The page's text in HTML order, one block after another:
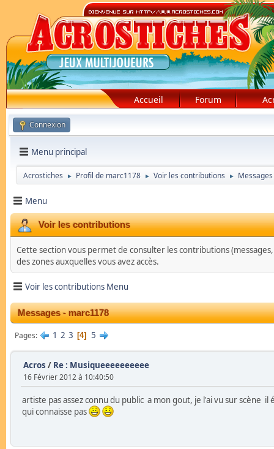
Accueil Forum
Connexion
Menu principal
Acrostiches ► Profil de marc1178 ► Voir les contributions ► Messages
Menu
Voir les contributions
Cette section vous permet de consulter les contributions
des zones auxquelles vous avez accès.
Voir les contributions Menu
Messages - marc1178
Pages 1 2 3 4 5
Acros / Re : Musiqueeeeeeeeee
16 Février 2012 à 10:40:50
artiste pas assez connu du public a mon gout, je l'ai vu sur scène
qui connaisse pas